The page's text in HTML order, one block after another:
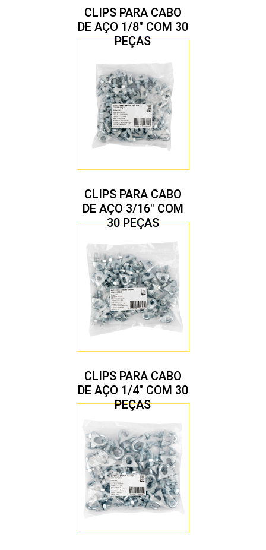
CLIPS PARA CABO
DE AÇO 1/8″ COM 30
PEÇAS
CLIPS PARA CABO
DE AÇO 3/16″ COM
30 PEÇAS
CLIPS PARA CABO
DE AÇO 1/4″ COM 30
PEÇAS